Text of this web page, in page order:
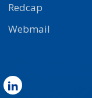
Redcap
Webmail